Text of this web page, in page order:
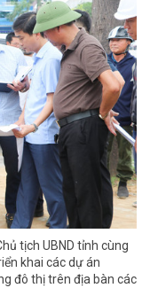
tịch UBND tỉnh cùng
khai các dự án
đô thị trên địa bàn các